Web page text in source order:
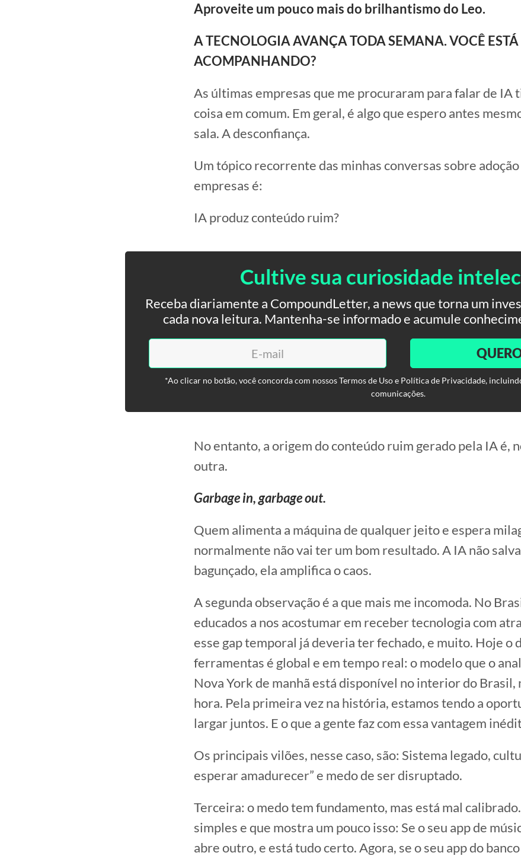
Aproveite um pouco mais do brilhantismo do Leo.
A TECNOLOGIA AVANÇA TODA SEMANA. VOCÊ ESTÁ
ACOMPANHANDO?
As últimas empresas que me procuraram para falar de IA
coisa em comum. Em geral, é algo que espero antes
sala. A desconfiança.
Um tópico recorrente das minhas conversas sobre adoção
empresas é:
IA produz conteúdo ruim?
Cultive sua curiosidade
Receba diariamente a CompoundLetter, a news que torna um
cada nova leitura. Mantenha-se informado e acumule
*Ao clicar no botão, você concorda com nossos Termos de Uso e Política de Privacidade,
comunicações.
No entanto, a origem do conteúdo ruim gerado pela IA é,
outra.
Garbage in, garbage out.
Quem alimenta a máquina de qualquer jeito e espera
normalmente não vai ter um bom resultado. A IA não
bagunçado, ela amplifica o caos.
A segunda observação é a que mais me incomoda. No
educados a nos acostumar em receber tecnologia com
esse gap temporal já deveria ter fechado, e muito. Hoje o
ferramentas é global e em tempo real: o modelo que o
Nova York de manhã está disponível no interior do Brasil,
hora. Pela primeira vez na história, estamos tendo a
largar juntos. E o que a gente faz com essa vantagem
Os principais vilões, nesse caso, são: Sistema legado,
esperar amadurecer” e medo de ser disruptado.
Terceira: o medo tem fundamento, mas está mal
simples e que mostra um pouco isso: Se o seu app de
abre outro, e está tudo certo. Agora, se o seu app do